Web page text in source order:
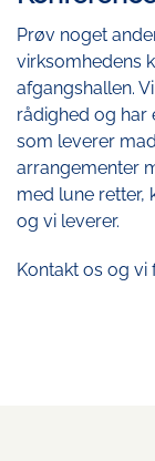
Prøv noget
virksomhedens
afgangshallen.
rådighed og
som leverer
arrangementer
med lune retter,
og vi leverer.
Kontakt os og vi